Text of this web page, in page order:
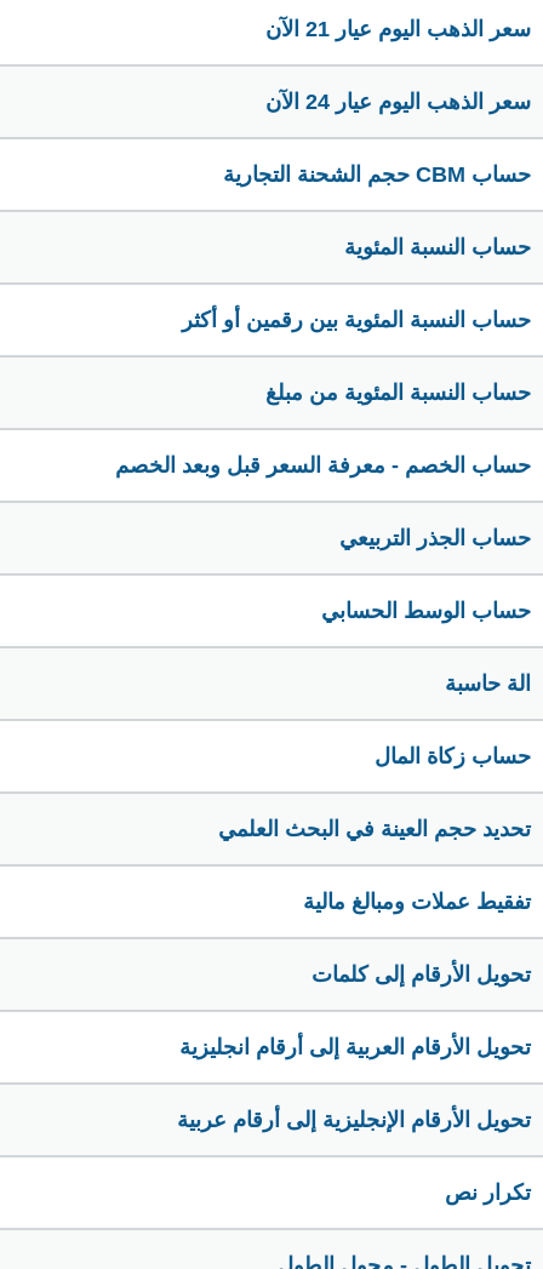
سعر الذهب اليوم عيار 21 الآن
سعر الذهب اليوم عيار 24 الآن
حساب CBM حجم الشحنة التجارية
حساب النسبة المئوية
حساب النسبة المئوية بين رقمين أو أكثر
حساب النسبة المئوية من مبلغ
حساب الخصم - معرفة السعر قبل وبعد الخصم
حساب الجذر التربيعي
حساب الوسط الحسابي
الة حاسبة
حساب زكاة المال
تحديد حجم العينة في البحث العلمي
تفقيط عملات ومبالغ مالية
تحويل الأرقام إلى كلمات
تحويل الأرقام العربية إلى أرقام انجليزية
تحويل الأرقام الإنجليزية إلى أرقام عربية
تكرار نص